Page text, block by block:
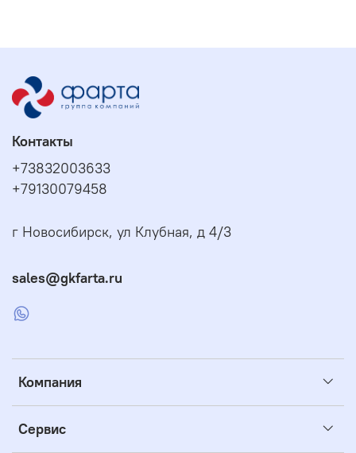
Компания
Сервис
Контакты
+73832003633
+79130079458
г Новосибирск, ул Клубная, д 4/3
sales@gkfarta.ru